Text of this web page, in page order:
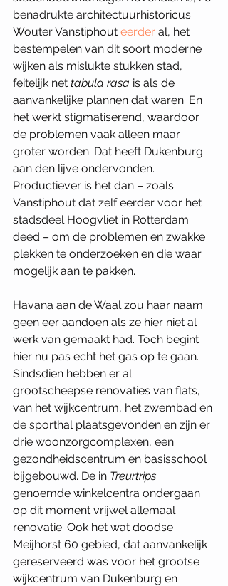
benadrukte architectuurhistoricus
Wouter Vanstiphout eerder al, het
bestempelen van dit soort moderne
wijken als mislukte stukken stad,
feitelijk net tabula rasa is als de
aanvankelijke plannen dat waren. En
het werkt stigmatiserend, waardoor
de problemen vaak alleen maar
groter worden. Dat heeft Dukenburg
aan den lijve ondervonden.
Productiever is het dan – zoals
Vanstiphout dat zelf eerder voor het
stadsdeel Hoogvliet in Rotterdam
deed – om de problemen en zwakke
plekken te onderzoeken en die waar
mogelijk aan te pakken.
Havana aan de Waal zou haar naam
geen eer aandoen als ze hier niet al
werk van gemaakt had. Toch begint
hier nu pas echt het gas op te gaan.
Sindsdien hebben er al
grootscheepse renovaties van flats,
van het wijkcentrum, het zwembad en
de sporthal plaatsgevonden en zijn er
drie woonzorgcomplexen, een
gezondheidscentrum en basisschool
bijgebouwd. De in Treurtrips
genoemde winkelcentra ondergaan
op dit moment vrijwel allemaal
renovatie. Ook het wat doodse
Meijhorst 60 gebied, dat aanvankelijk
gereserveerd was voor het grootse
wijkcentrum van Dukenburg en